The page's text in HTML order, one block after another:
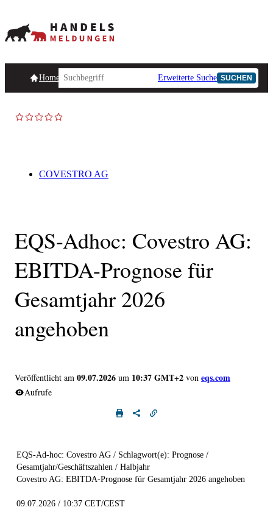
HomepageHandelsmeldungen Ad-Hoc-Meldungen
Erweiterte Suche SUCHEN
COVESTRO AG
EQS-Adhoc: Covestro AG:
EBITDA-Prognose für
Gesamtjahr 2026
angehoben
Veröffentlicht am 09.07.2026 um 10:37 GMT+2 von eqs.com
Aufrufe
EQS-Ad-hoc: Covestro AG / Schlagwort(e): Prognose /
Gesamtjahr/Geschäftszahlen / Halbjahr
Covestro AG: EBITDA-Prognose für Gesamtjahr 2026 angehoben
09.07.2026 / 10:37 CET/CEST